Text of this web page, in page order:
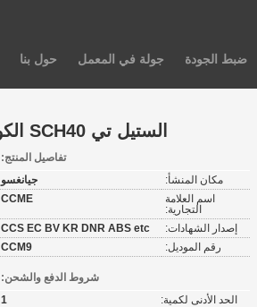
حول بنا جولة في المعمل ضبط الجودة
الستيل تي SCH40 الكوع
تفاصيل المنتج:
مكان المنشأ:
جيانغسو
اسم العلامة
التجارية:
CCME
إصدار الشهادات:
CCS EC BV KR DNR ABS etc
رقم الموديل:
CCM9
شروط الدفع والشحن:
الحد الأدنى لكمية:
1